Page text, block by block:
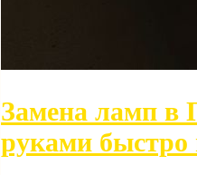
Замена ламп в
руками быстро